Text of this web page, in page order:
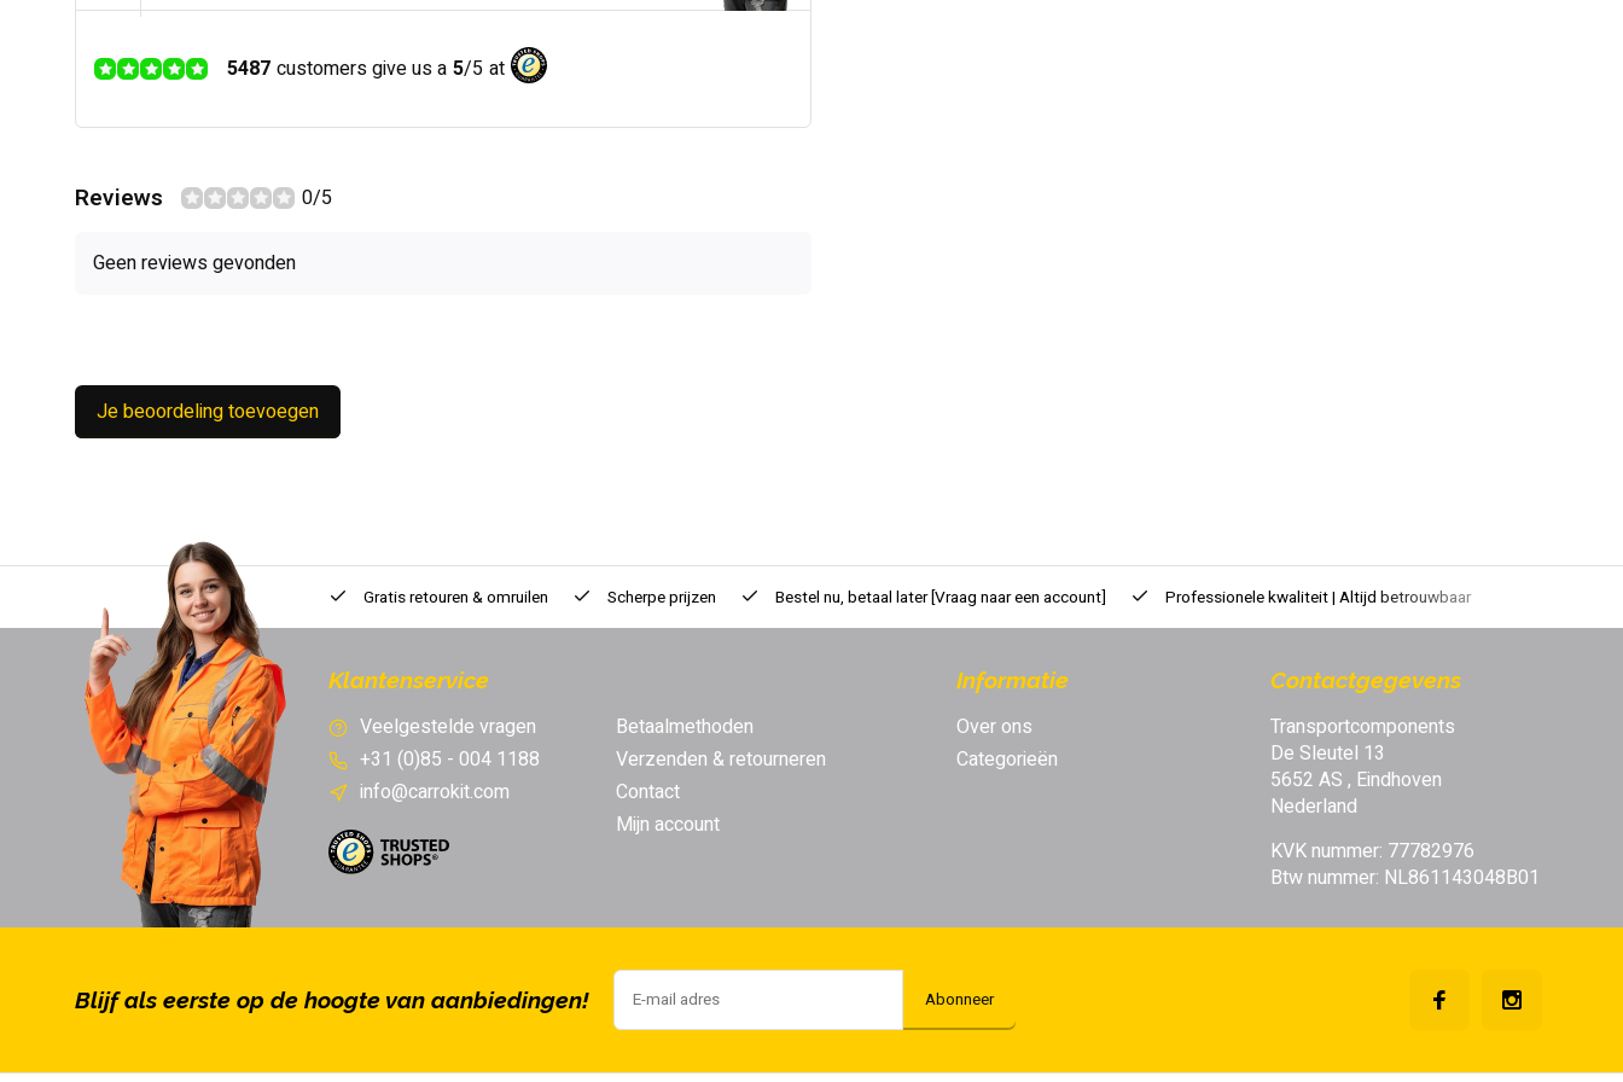
5487 customers give us a 5/5 at
Reviews 0/5
Geen reviews gevonden
Je beoordeling toevoegen
Gratis retouren & omruilen Scherpe prijzen Bestel nu, betaal later [Vraag naar een account] Professionele kwaliteit | Altijd betrouwbaar
Klantenservice
Veelgestelde vragen
+31 (0)85 - 004 1188
info@carrokit.com
Betaalmethoden
Verzenden & retourneren
Contact
Mijn account
Informatie
Over ons
Categorieën
Contactgegevens
Transportcomponents
De Sleutel 13
5652 AS , Eindhoven
Nederland
KVK nummer: 77782976
Btw nummer: NL861143048B01
Blijf als eerste op de hoogte van aanbiedingen! Abonneer